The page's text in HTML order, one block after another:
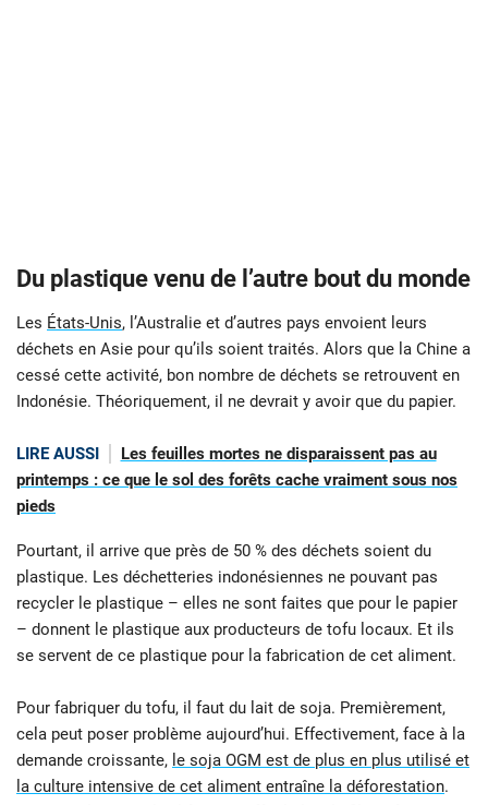
Du plastique venu de l’autre bout du monde
Les États-Unis, l’Australie et d’autres pays envoient leurs
déchets en Asie pour qu’ils soient traités. Alors que la Chine a
cessé cette activité, bon nombre de déchets se retrouvent en
Indonésie. Théoriquement, il ne devrait y avoir que du papier.
LIRE AUSSI
Les feuilles mortes ne disparaissent pas au
printemps : ce que le sol des forêts cache vraiment sous nos
pieds
Pourtant, il arrive que près de 50 % des déchets soient du
plastique. Les déchetteries indonésiennes ne pouvant pas
recycler le plastique – elles ne sont faites que pour le papier
– donnent le plastique aux producteurs de tofu locaux. Et ils
se servent de ce plastique pour la fabrication de cet aliment.
Pour fabriquer du tofu, il faut du lait de soja. Premièrement,
cela peut poser problème aujourd’hui. Effectivement, face à la
demande croissante, le soja OGM est de plus en plus utilisé et
la culture intensive de cet aliment entraîne la déforestation.